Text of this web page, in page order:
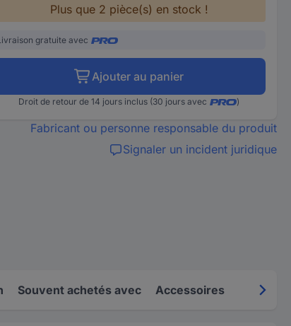
Plus que 2 pièce(s) en stock !
gratuite avec
Ajouter au panier
Droit de retour de 14 jours inclus (30 jours avec )
Fabricant ou personne responsable du produit
Signaler un incident juridique
Souvent achetés avec Accessoires